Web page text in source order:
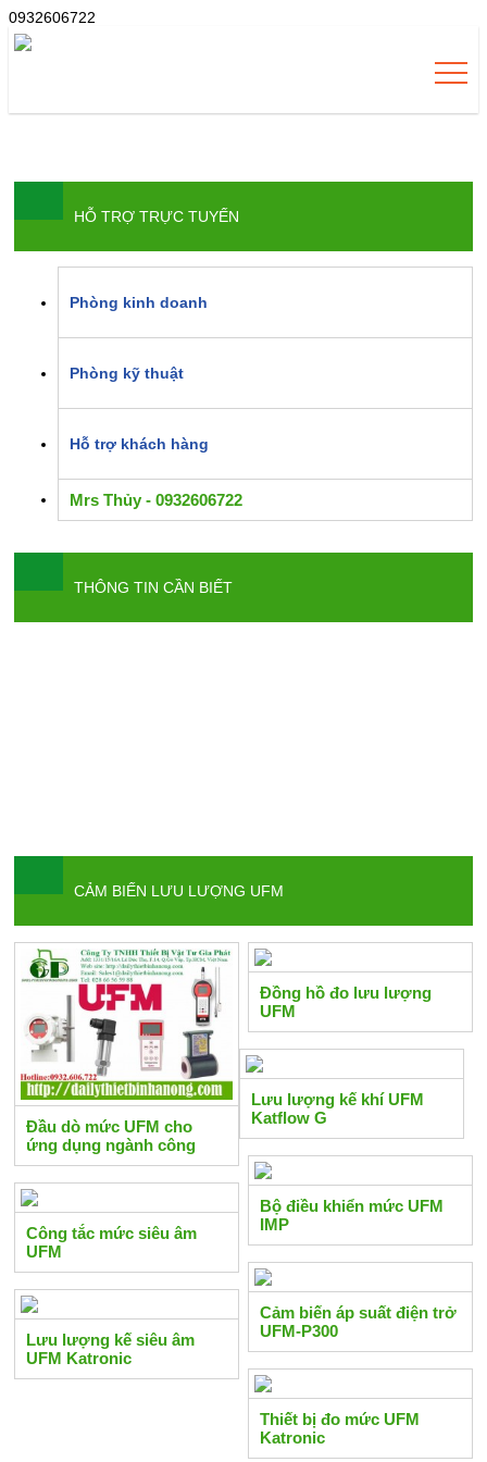
0932606722
HỖ TRỢ TRỰC TUYẾN
Phòng kinh doanh
Phòng kỹ thuật
Hỗ trợ khách hàng
Mrs Thủy - 0932606722
THÔNG TIN CẦN BIẾT
CẢM BIẾN LƯU LƯỢNG UFM
Đầu dò mức UFM cho
ứng dụng ngành công
nghiệp
Đồng hồ đo lưu lượng
UFM
Lưu lượng kế khí UFM
Katflow G
Bộ điều khiển mức UFM
IMP
Công tắc mức siêu âm
UFM
Cảm biến áp suất điện trở
UFM-P300
Lưu lượng kế siêu âm
UFM Katronic
Thiết bị đo mức UFM
Katronic